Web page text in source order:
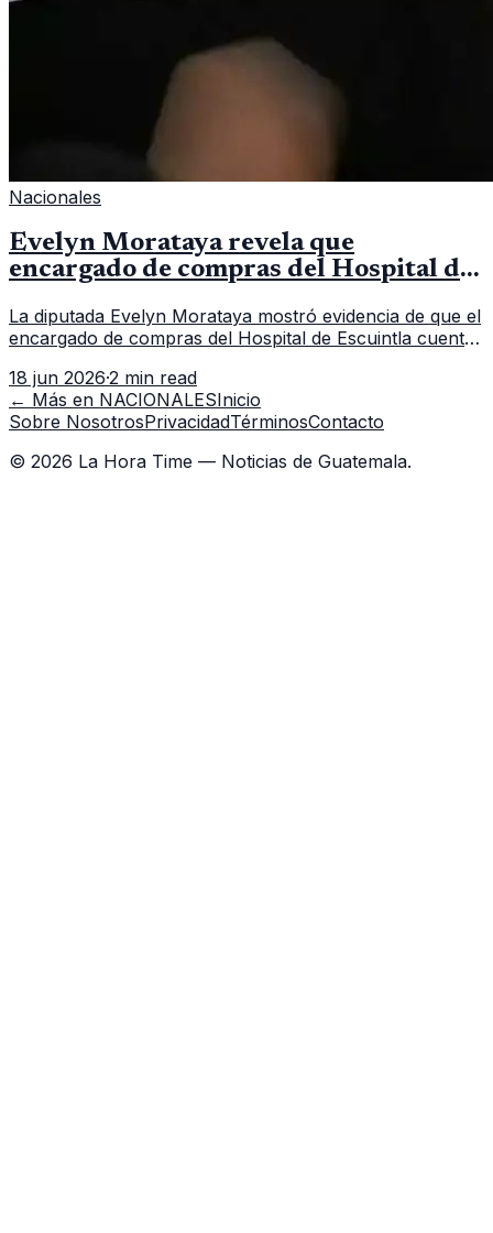
Nacionales
Evelyn Morataya revela que
encargado de compras del Hospital de
La diputada Evelyn Morataya mostró evidencia de que el
encargado de compras del Hospital de Escuintla cuenta
capacitación en la capital.
18 jun 2026·2 min read
← Más en NACIONALESInicio
Sobre NosotrosPrivacidadTérminosContacto
© 2026 La Hora Time — Noticias de Guatemala.